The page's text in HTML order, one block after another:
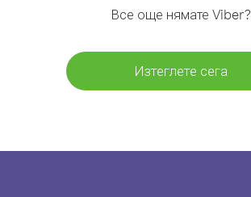
Все още нямате Viber?
Изтеглете сега